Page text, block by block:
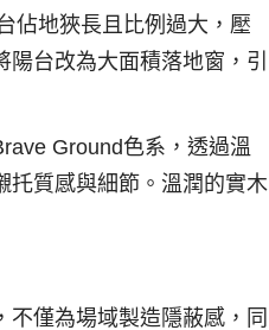
佔地狹長且比例過大，壓
台改為大面積落地窗，引
Ground色系，透過溫
托質感與細節。溫潤的實木
僅為場域製造隱蔽感，同